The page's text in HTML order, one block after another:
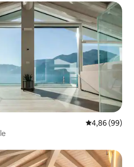
4,86 (99)